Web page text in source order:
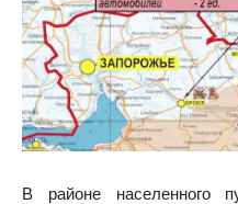
В районе населенного